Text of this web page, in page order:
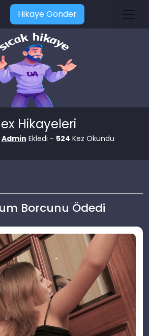
Hikaye Gönder
Hikayeleri
Admin Ekledi - 524 Kez Okundu
Borcunu Ödedi